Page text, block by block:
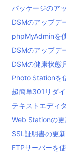
パッケージのア
DSMのアップデ
phpMyAdminを
DSMのアップデ
DSMの健康状態
Photo Stationを
超簡単301リダ
テキストエディ
Web Stationの
SSL証明書の更
FTPサーバーを